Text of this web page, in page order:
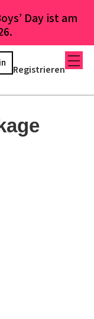
Day ist am
Registrieren